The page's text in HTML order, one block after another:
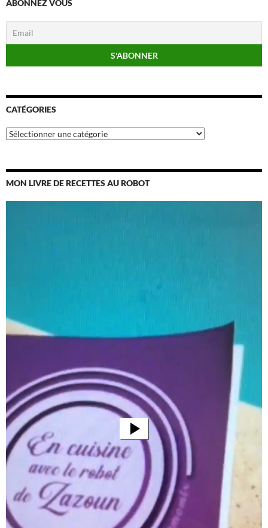
ABONNEZ VOUS
CATÉGORIES
Catégories
MON LIVRE DE RECETTES AU ROBOT